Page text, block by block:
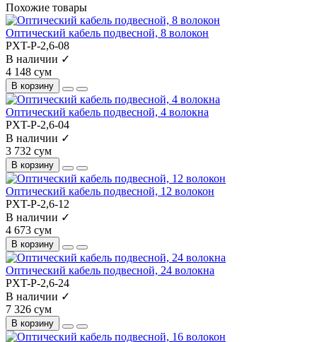
Похожие товары
Оптический кабель подвесной, 8 волокон
PXT-P-2,6-08
В наличии ✓
4 148 сум
В корзину
Оптический кабель подвесной, 4 волокна
PXT-P-2,6-04
В наличии ✓
3 732 сум
В корзину
Оптический кабель подвесной, 12 волокон
PXT-P-2,6-12
В наличии ✓
4 673 сум
В корзину
Оптический кабель подвесной, 24 волокна
PXT-P-2,6-24
В наличии ✓
7 326 сум
В корзину